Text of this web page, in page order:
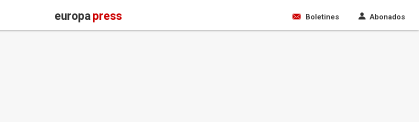
europapress Boletines Abonados